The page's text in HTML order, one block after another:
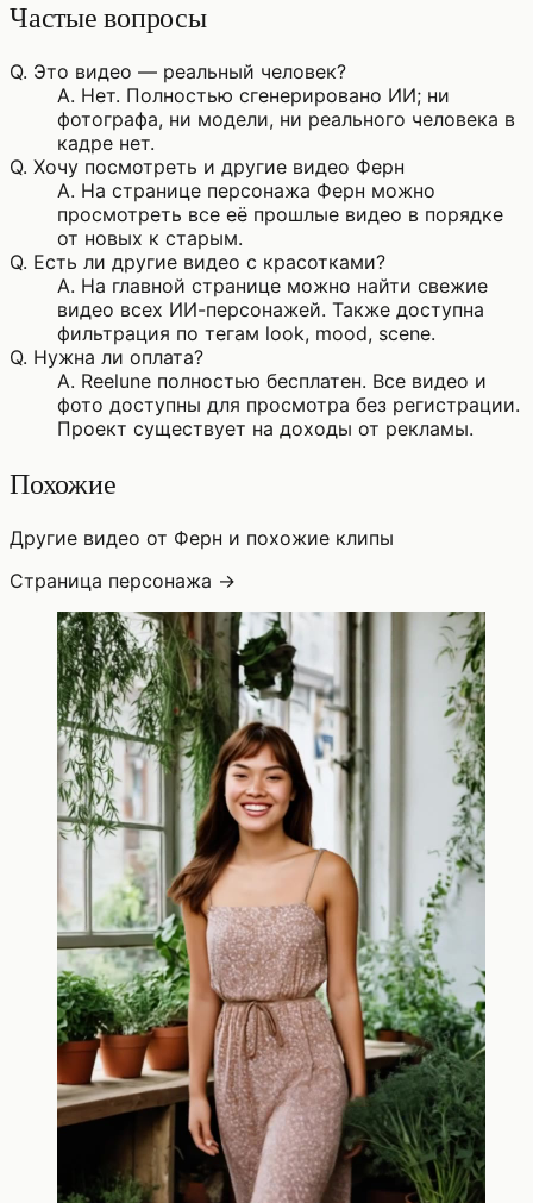
Частые вопросы
Q. Это видео — реальный человек?
A. Нет. Полностью сгенерировано ИИ; ни
фотографа, ни модели, ни реального человека в
кадре нет.
Q. Хочу посмотреть и другие видео Ферн
A. На странице персонажа Ферн можно
просмотреть все её прошлые видео в порядке
от новых к старым.
Q. Есть ли другие видео с красотками?
A. На главной странице можно найти свежие
видео всех ИИ-персонажей. Также доступна
фильтрация по тегам look, mood, scene.
Q. Нужна ли оплата?
A. Reelune полностью бесплатен. Все видео и
фото доступны для просмотра без регистрации.
Проект существует на доходы от рекламы.
Похожие
Другие видео от Ферн и похожие клипы
Страница персонажа →